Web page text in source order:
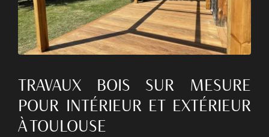
TRAVAUX BOIS SUR MESURE
POUR INTÉRIEUR ET EXTÉRIEUR
À TOULOUSE